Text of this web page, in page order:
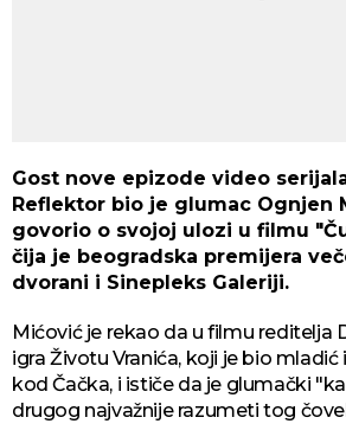
Gost nove epizode video
Reflektor bio je glumac Ognjen
govorio o svojoj ulozi u filmu
čija je beogradska premijera
dvorani i Sinepleks Galeriji.
Mićović je rekao da u filmu reditelja
igra Životu Vranića, koji je bio mladić
kod Čačka, i ističe da je glumački
drugog najvažnije razumeti tog